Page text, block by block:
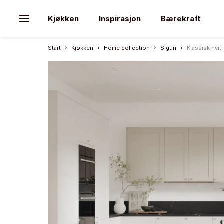
Kjøkken Inspirasjon Bærekraft
Start Kjøkken Home collection Sigun Klassisk hvit